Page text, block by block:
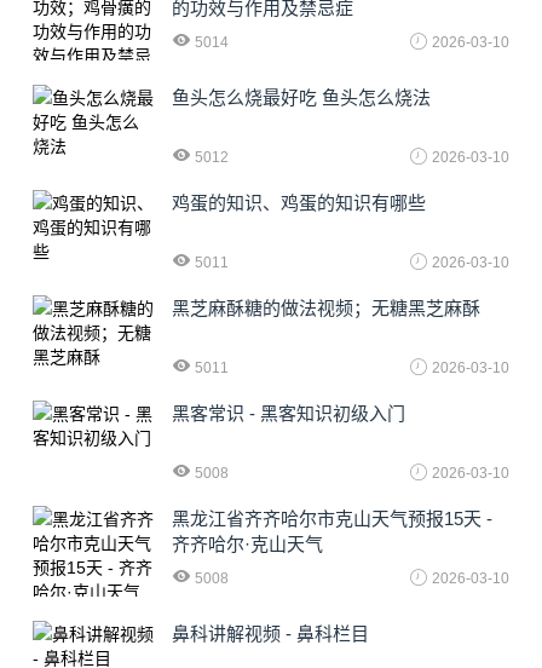
的功效与作用及禁忌症
5014 2026-03-10
鱼头怎么烧最好吃 鱼头怎么烧法
5012 2026-03-10
鸡蛋的知识、鸡蛋的知识有哪些
5011 2026-03-10
黑芝麻酥糖的做法视频；无糖黑芝麻酥
5011 2026-03-10
黑客常识 - 黑客知识初级入门
5008 2026-03-10
黑龙江省齐齐哈尔市克山天气预报15天 -
齐齐哈尔·克山天气
5008 2026-03-10
鼻科讲解视频 - 鼻科栏目